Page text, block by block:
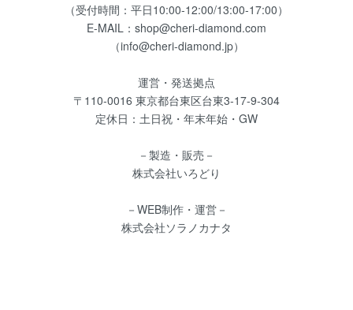
（受付時間：平日10:00-12:00/13:00-17:00）
E-MAIL： shop@cheri-diamond.com
（info@cheri-diamond.jp）
運営・発送拠点
〒110-0016 東京都台東区台東3-17-9-304
定休日：土日祝・年末年始・GW
－製造・販売－
株式会社いろどり
－WEB制作・運営－
株式会社ソラノカナタ